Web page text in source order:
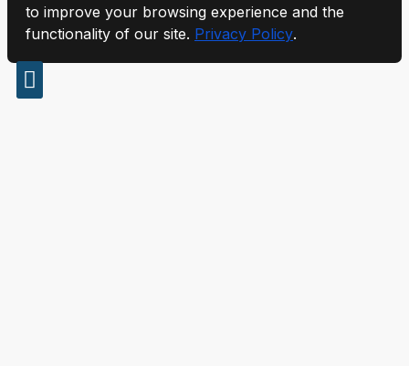
to improve your browsing experience and the
functionality of our site. Privacy Policy.